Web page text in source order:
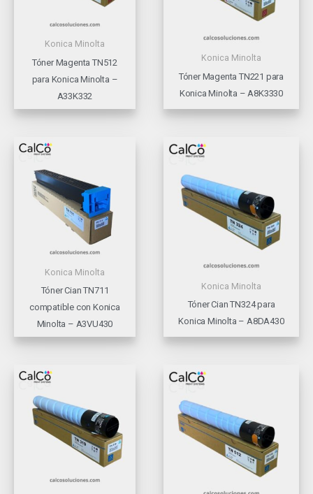
Konica Minolta
Tóner Magenta TN512
para Konica Minolta –
A33K332
Konica Minolta
Tóner Magenta TN221 para
Konica Minolta – A8K3330
Konica Minolta
Tóner Cian TN711
compatible con Konica
Minolta – A3VU430
Konica Minolta
Tóner Cian TN324 para
Konica Minolta – A8DA430